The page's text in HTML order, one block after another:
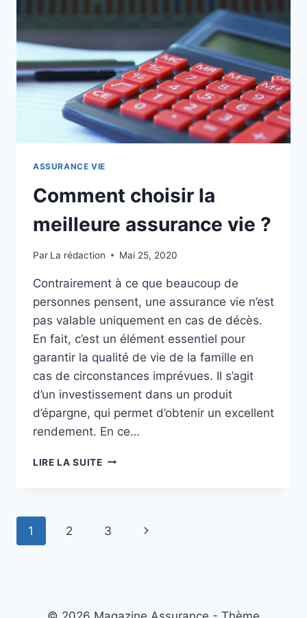
ASSURANCE VIE
Comment choisir la
meilleure assurance vie ?
Par La rédaction Mai 25, 2020
Contrairement à ce que beaucoup de
personnes pensent, une assurance vie n’est
pas valable uniquement en cas de décès.
En fait, c’est un élément essentiel pour
garantir la qualité de vie de la famille en
cas de circonstances imprévues. Il s’agit
d’un investissement dans un produit
d’épargne, qui permet d’obtenir un excellent
rendement. En ce…
LIRE LA SUITECOMMENT
VIE
Navigation
1 2 3
Page